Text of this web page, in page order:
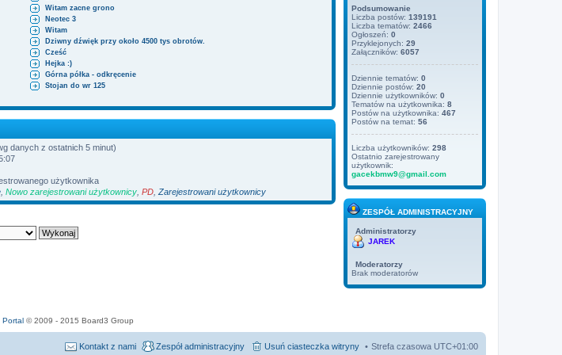
s
z
Witam zacne grono
Neotec 3
Witam
Dziwny dźwięk przy około 4500 tys obrotów.
Cześć
Hejka :)
Górna półka - odkręcenie
Stojan do wr 125
danych z ostatnich 5 minut)
użytkownika
Nowo zarejestrowani użytkownicy PD Zarejestrowani użytkownicy
Podsumowanie
Liczba postów: 139191
Liczba tematów: 2466
Ogłoszeń: 0
Przyklejonych: 29
Załączników: 6057
Dziennie tematów: 0
Dziennie postów: 20
Dziennie użytkowników: 0
Tematów na użytkownika: 8
Postów na użytkownika: 467
Postów na temat: 56
Liczba użytkowników: 298
Ostatnio zarejestrowany
użytkownik:
gacekbmw9@gmail.com
ZESPÓŁ ADMINISTRACYJNY
Administratorzy
JAREK
Moderatorzy
Brak moderatorów
Portal© 2009 - 2015 Board3 Group
Strefa czasowa UTC+01:00
Usuń ciasteczka witryny
Zespół administracyjny
Kontakt z nami